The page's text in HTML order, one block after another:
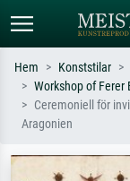
Sök efter konstnär,
impressionism,
Hem Konststilar
Workshop of Ferer
Ceremoniell för
Aragonien